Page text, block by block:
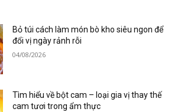
Bỏ túi cách làm món bò kho siêu ngon để
đổi vị ngày rảnh rỗi
04/08/2026
Tìm hiểu về bột cam – loại gia vị thay thế
cam tươi trong ẩm thực